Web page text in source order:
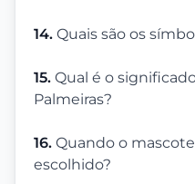
14. Quais são os
15. Qual é o
Palmeiras?
16. Quando o
escolhido?